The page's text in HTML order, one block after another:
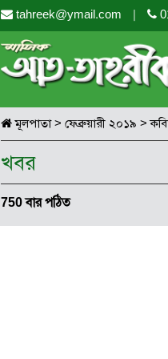
tahreek@ymail.com |
মূলপাতা> ফেব্রুয়ারী ২০১৯ >
খবর
750 বার পঠিত